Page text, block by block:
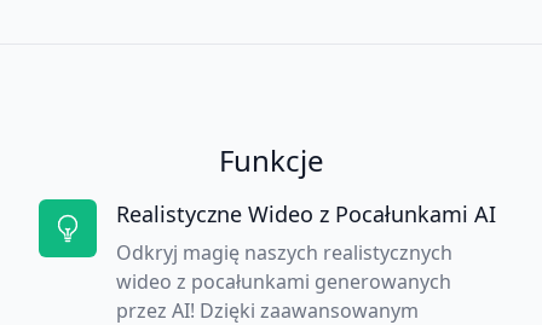
Funkcje
Realistyczne Wideo z Pocałunkami AI
Odkryj magię naszych realistycznych
wideo z pocałunkami generowanych
przez AI! Dzięki zaawansowanym